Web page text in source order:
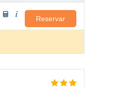
Reservar